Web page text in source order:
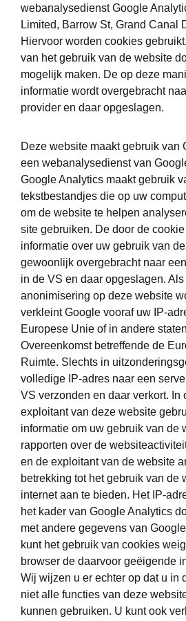
webanalysedienst Google
Limited, Barrow St, Grand Canal
Hiervoor worden cookies
van het gebruik van de website
mogelijk maken. De op deze
informatie wordt overgebracht
provider en daar opgeslagen.
Deze website maakt gebruik van
een webanalysedienst van
Google Analytics maakt gebruik
tekstbestandjes die op uw
om de website te helpen
site gebruiken. De door de
informatie over uw gebruik van
gewoonlijk overgebracht naar
in de VS en daar opgeslagen.
anonimisering op deze website
verkleint Google vooraf uw IP-
Europese Unie of in andere
Overeenkomst betreffende de
Ruimte. Slechts in
volledige IP-adres naar een
VS verzonden en daar verkort. In
exploitant van deze website
informatie om uw gebruik van de
rapporten over de
en de exploitant van de website
betrekking tot het gebruik van de
internet aan te bieden. Het IP-
het kader van Google Analytics
met andere gegevens van
kunt het gebruik van cookies
browser de daarvoor geëigende
Wij wijzen u er echter op dat u in
niet alle functies van deze
kunnen gebruiken. U kunt ook